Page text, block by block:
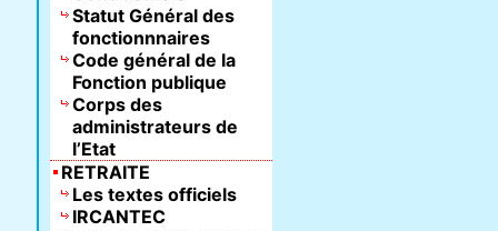
Statut Général des
fonctionnnaires
Code général de la
Fonction publique
Corps des
administrateurs de
l’Etat
RETRAITE
Les textes officiels
IRCANTEC